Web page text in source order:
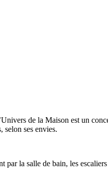
de la Maison est un
selon ses envies.
par la salle de bain, les